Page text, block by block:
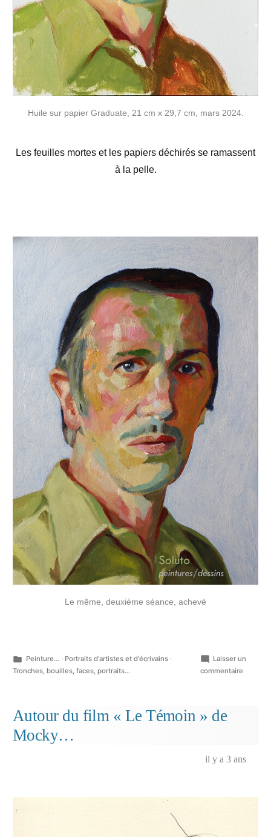
Huile sur papier Graduate, 21 cm x 29,7 cm, mars 2024.
Les feuilles mortes et les papiers déchirés se ramassent
à la pelle.
Le même, deuxième séance, achevé
Publié
dans
Peinture...· Portraits d'artistes et d'écrivains·
Tronches, bouilles, faces, portraits...
Laisser un
commentairesur
Autour du film « Le Témoin » de
Mocky…
il y a 3 ans